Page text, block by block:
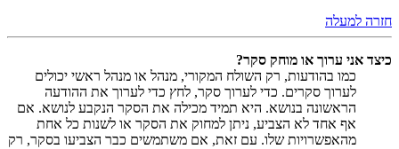
חזרה למעלה
כיצד אני ערוך או מוחק סקר?
כמו בהודעות, רק השולח המקורי, מנהל או מנהל ראשי יכולים
לערוך סקרים. כדי לערוך סקר, לחץ כדי לערוך את ההודעה
הראשונה בנושא. היא תמיד מכילה את הסקר הנקבע לנושא. אם
אף אחד לא הצביע, ניתן למחוק את הסקר או לשנות כל אחת
מהאפשרויות שלו. עם זאת, אם משתמשים כבר הצביעו בסקר, רק